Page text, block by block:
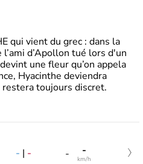
qui vient du grec : dans la
d’Apollon tué lors d'un
une fleur qu’on appela
Hyacinthe deviendra
toujours discret.
- | - - -
km/h